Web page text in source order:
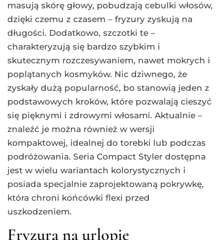
masują skórę głowy, pobudzają cebulki włosów,
dzięki czemu z czasem – fryzury zyskują na
długości. Dodatkowo, szczotki te –
charakteryzują się bardzo szybkim i
skutecznym rozczesywaniem, nawet mokrych i
poplątanych kosmyków. Nic dziwnego, że
zyskały dużą popularność, bo stanowią jeden z
podstawowych kroków, które pozwalają cieszyć
się pięknymi i zdrowymi włosami. Aktualnie –
znaleźć je można również w wersji
kompaktowej, idealnej do torebki lub podczas
podróżowania. Seria Compact Styler dostępna
jest w wielu wariantach kolorystycznych i
posiada specjalnie zaprojektowaną pokrywkę,
która chroni końcówki flexi przed
uszkodzeniem.
Fryzura na urlopie